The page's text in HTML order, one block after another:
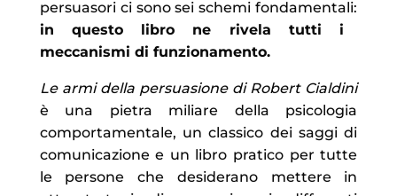
persuasori ci sono sei schemi fondamentali:
in questo libro ne rivela tutti i
meccanismi di funzionamento.
Le armi della persuasionedi Robert Cialdini
è una pietra miliare della psicologia
comportamentale, un classico dei saggi di
comunicazione e un libro pratico per tutte
le persone che desiderano mettere in